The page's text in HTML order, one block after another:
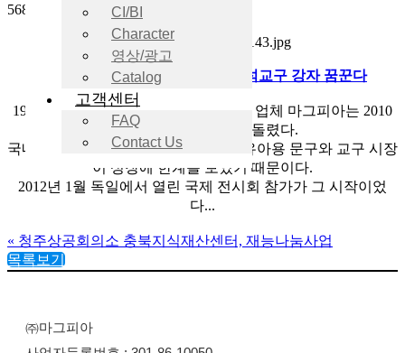
CI/BI
Character
영상/광고
Catalog
고객센터
FAQ
Contact Us
568
24년 고무자석 전문가, 글로벌 자석교구 강자 꿈꾼다
1998년 창업한 자석 응용 문구 및 교구 업체 마그피아는 2010
년대 들어 해외로 눈을 돌렸다.
국내 출산율이 내려가면서 어린이 및 유아용 문구와 교구 시장
이 성장에 한계를 보였기 때문이다.
2012년 1월 독일에서 열린 국제 전시회 참가가 그 시작이었
다...
« 청주상공회의소 충북지식재산센터, 재능나눔사업
목록보기
㈜마그피아